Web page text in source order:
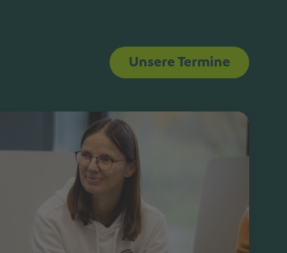
Unsere Termine